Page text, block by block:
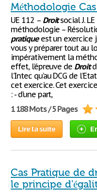
Méthodologie
UE 112 – Droitsocial J. LE
méthodologie –
pratiqueest un exercice
vous y préparer tout au
impérativement la
effet, l’épreuve de Droit
l’Intec qu’au DCG de
cet exercice. Cet
: - d’une part,
1 188 Mots / 5 Pages
Lire la suite
Cas Pratique de
le principe